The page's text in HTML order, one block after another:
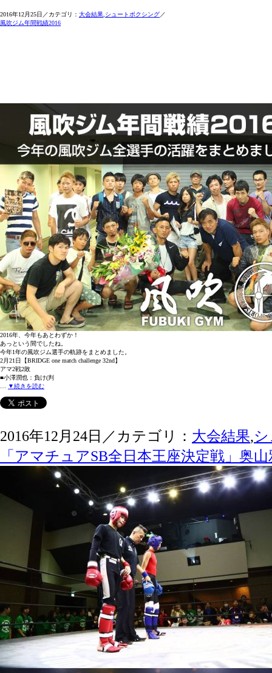
2016年12月25日／カテゴリ： 大会結果 シュートボクシング／
風吹ジム年間戦績2016
2016年、今年もあとわずか！
あっという間でしたね。
今年1年の風吹ジム選手の軌跡をまとめました。
2月21日【BRIDGE one match challenge 32nd】
アマ2戦2敗
■小澤潤也：負け(判
▼続きを読む
2016年12月24日／カテゴリ： 大会結果,
「アマチュアSB全日本王座決定戦」奥